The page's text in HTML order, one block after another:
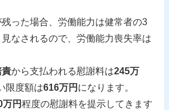
った場合、労働能力は健常者の3
なされるので、労働能力喪失率は
責から支払われる慰謝料は245万
限度額は616万円 になります。
万円程度の慰謝料を提示してきます